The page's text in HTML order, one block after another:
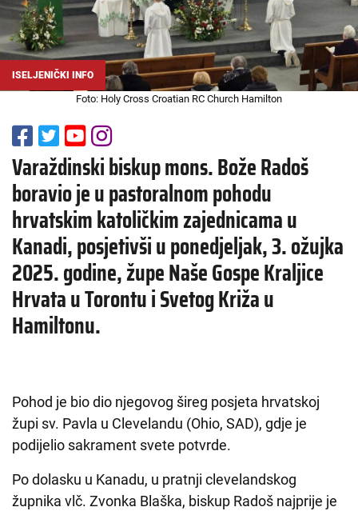
ISELJENIČKI INFO
Foto: Holy Cross Croatian RC Church Hamilton
Varaždinski biskup mons. Bože Radoš
boravio je u pastoralnom pohodu
hrvatskim katoličkim zajednicama u
Kanadi, posjetivši u ponedjeljak, 3. ožujka
2025. godine, župe Naše Gospe Kraljice
Hrvata u Torontu i Svetog Križa u
Hamiltonu.
Pohod je bio dio njegovog šireg posjeta hrvatskoj
župi sv. Pavla u Clevelandu (Ohio, SAD), gdje je
podijelio sakrament svete potvrde.
Po dolasku u Kanadu, u pratnji clevelandskog
župnika vlč. Zvonka Blaška, biskup Radoš najprije je